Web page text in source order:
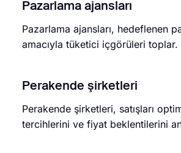
Pazarlama ajansları
Pazarlama ajansları, hedeflenen
amacıyla tüketici içgörüleri toplar.
Perakende şirketleri
Perakende şirketleri, satışları
tercihlerini ve fiyat beklentilerini